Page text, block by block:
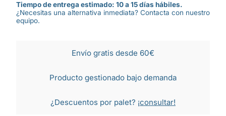
Tiempo de entrega estimado: 10 a 15 días hábiles.
¿Necesitas una alternativa inmediata? Contacta con nuestro
equipo.
Envío gratis desde 60€
Producto gestionado bajo demanda
¿Descuentos por palet? ¡consultar!